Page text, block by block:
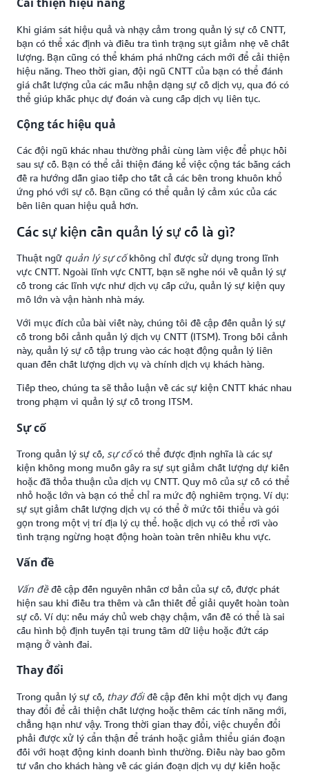
Khi giám sát hiệu quả và nhạy cảm trong quản lý sự cố CNTT,
bạn có thể xác định và điều tra tình trạng sụt giảm nhẹ về chất
lượng. Bạn cũng có thể khám phá những cách mới để cải thiện
hiệu năng. Theo thời gian, đội ngũ CNTT của bạn có thể đánh
giá chất lượng của các mẫu nhận dạng sự cố dịch vụ, qua đó có
thể giúp khắc phục dự đoán và cung cấp dịch vụ liên tục.
Cộng tác hiệu quả
Các đội ngũ khác nhau thường phải cùng làm việc để phục hồi
sau sự cố. Bạn có thể cải thiện đáng kể việc cộng tác bằng cách
đề ra hướng dẫn giao tiếp cho tất cả các bên trong khuôn khổ
ứng phó với sự cố. Bạn cũng có thể quản lý cảm xúc của các
bên liên quan hiệu quả hơn.
Các sự kiện cần quản lý sự cố là gì?
Thuật ngữ quản lý sự cốkhông chỉ được sử dụng trong lĩnh
vực CNTT. Ngoài lĩnh vực CNTT, bạn sẽ nghe nói về quản lý sự
cố trong các lĩnh vực như dịch vụ cấp cứu, quản lý sự kiện quy
mô lớn và vận hành nhà máy.
Với mục đích của bài viết này, chúng tôi đề cập đến quản lý sự
cố trong bối cảnh quản lý dịch vụ CNTT (ITSM). Trong bối cảnh
này, quản lý sự cố tập trung vào các hoạt động quản lý liên
quan đến chất lượng dịch vụ và chính dịch vụ khách hàng.
Tiếp theo, chúng ta sẽ thảo luận về các sự kiện CNTT khác nhau
trong phạm vi quản lý sự cố trong ITSM.
Sự cố
Trong quản lý sự cố, sự cốcó thể được định nghĩa là các sự
kiện không mong muốn gây ra sự sụt giảm chất lượng dự kiến
hoặc đã thỏa thuận của dịch vụ CNTT. Quy mô của sự cố có thể
nhỏ hoặc lớn và bạn có thể chỉ ra mức độ nghiêm trọng. Ví dụ:
sự sụt giảm chất lượng dịch vụ có thể ở mức tối thiểu và gói
gọn trong một vị trí địa lý cụ thể. hoặc dịch vụ có thể rơi vào
tình trạng ngừng hoạt động hoàn toàn trên nhiều khu vực.
Vấn đề
Vấn đềđề cập đến nguyên nhân cơ bản của sự cố, được phát
hiện sau khi điều tra thêm và cần thiết để giải quyết hoàn toàn
sự cố. Ví dụ: nếu máy chủ web chạy chậm, vấn đề có thể là sai
cấu hình bộ định tuyến tại trung tâm dữ liệu hoặc đứt cáp
mạng ở vành đai.
Thay đổi
Trong quản lý sự cố, thay đổiđề cập đến khi một dịch vụ đang
thay đổi để cải thiện chất lượng hoặc thêm các tính năng mới,
chẳng hạn như vậy. Trong thời gian thay đổi, việc chuyển đổi
phải được xử lý cẩn thận để tránh hoặc giảm thiểu gián đoạn
đối với hoạt động kinh doanh bình thường. Điều này bao gồm
tư vấn cho khách hàng về các gián đoạn dịch vụ dự kiến hoặc